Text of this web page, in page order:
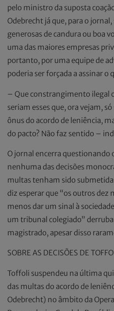
pelo ministro da suposta
Odebrecht já que, para o
generosas de candura ou boa
uma das maiores empresas
portanto, por uma equipe de
poderia ser forçada a assinar o
– Que constrangimento ilegal
seriam esses que, ora vejam,
ônus do acordo de leniência,
do pacto? Não faz sentido –
O jornal encerra questionando
nenhuma das decisões
multas tenham sido
diz esperar que “os outros dez
menos dar um sinal à
um tribunal colegiado”
magistrado, apesar disso
SOBRE AS DECISÕES DE
Toffoli suspendeu na última
das multas do acordo de
Odebrecht) no âmbito da